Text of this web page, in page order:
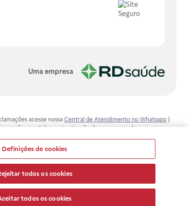
Uma empresa
acesse nossa Central de Atendimento no Whatsapp
contidas neste site não devem ser usadas para
de saúde e prescrever o tratamento adequado. Ao
consultar o site: www.anvisa.gov.br. A Raia Drogasil
são compromissos da Raia Drogasil SA. Todos os pedidos
Definições de cookies
todos os cookies
todos os cookies